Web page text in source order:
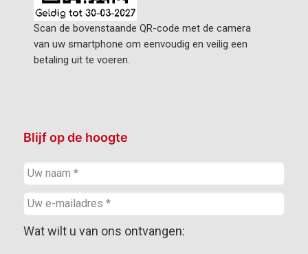
Scan de bovenstaande QR-code met de camera
van uw smartphone om eenvoudig en veilig een
betaling uit te voeren.
Blijf op de hoogte
Wat wilt u van ons ontvangen: